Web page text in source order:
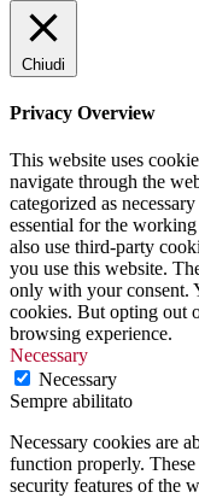
Chiudi
Privacy Overview
This website uses
navigate through the
categorized as
essential for the
also use third-party
you use this website.
only with your consent.
cookies. But opting out
browsing experience.
Necessary
Necessary
Sempre abilitato
Necessary cookies are
function properly.
security features of the